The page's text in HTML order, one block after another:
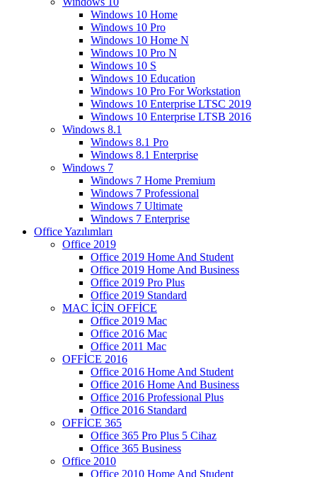
Windows 10 Home
Windows 10 Pro
Windows 10 Home N
Windows 10 Pro N
Windows 10 S
Windows 10 Education
Windows 10 Pro For Workstation
Windows 10 Enterprise LTSC 2019
Windows 10 Enterprise LTSB 2016
Windows 8.1
Windows 8.1 Pro
Windows 8.1 Enterprise
Windows 7
Windows 7 Home Premium
Windows 7 Professional
Windows 7 Ultimate
Windows 7 Enterprise
Office Yazılımları
Office 2019
Office 2019 Home And Student
Office 2019 Home And Business
Office 2019 Pro Plus
Office 2019 Standard
MAC İÇİN OFFİCE
Office 2019 Mac
Office 2016 Mac
Office 2011 Mac
OFFİCE 2016
Office 2016 Home And Student
Office 2016 Home And Business
Office 2016 Professional Plus
Office 2016 Standard
OFFİCE 365
Office 365 Pro Plus 5 Cihaz
Office 365 Business
Office 2010
Office 2010 Home And Student